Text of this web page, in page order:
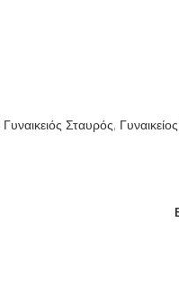
Γυναικειός Σταυρός,